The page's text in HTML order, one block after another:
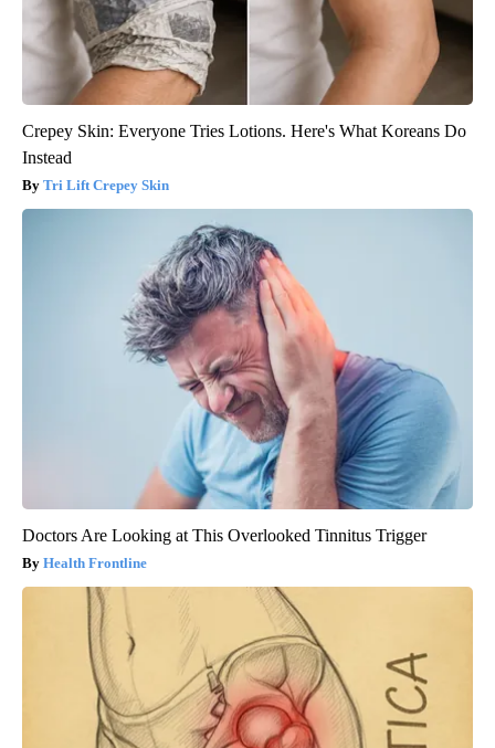
Crepey Skin: Everyone Tries Lotions. Here's What Koreans Do
Instead
Tri Lift Crepey Skin
Doctors Are Looking at This Overlooked Tinnitus Trigger
Health Frontline